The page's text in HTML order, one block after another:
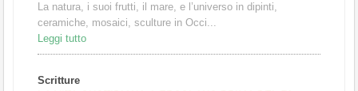
La natura, i suoi frutti, il mare, e l’universo in dipinti,
ceramiche, mosaici, sculture in Occi...
Leggi tutto
Scritture